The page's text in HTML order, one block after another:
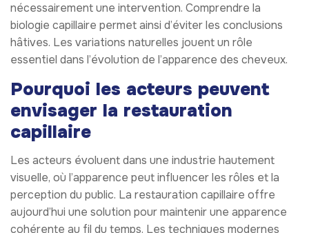
nécessairement une intervention. Comprendre la
biologie capillaire permet ainsi d’éviter les conclusions
hâtives. Les variations naturelles jouent un rôle
essentiel dans l’évolution de l’apparence des cheveux.
Pourquoi les acteurs peuvent
envisager la restauration
capillaire
Les acteurs évoluent dans une industrie hautement
visuelle, où l’apparence peut influencer les rôles et la
perception du public. La restauration capillaire offre
aujourd’hui une solution pour maintenir une apparence
cohérente au fil du temps. Les techniques modernes